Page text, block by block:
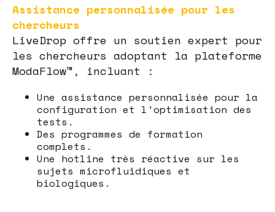
Assistance personnalisée pour les
chercheurs
LiveDrop offre un soutien expert pour
les chercheurs adoptant la plateforme
ModaFlow™, incluant :
Une assistance personnalisée pour la
configuration et l’optimisation des
tests.
Des programmes de formation
complets.
Une hotline très réactive sur les
sujets microfluidiques et
biologiques.